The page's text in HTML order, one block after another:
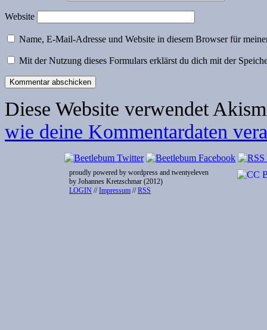
Website
Name, E-Mail-Adresse und Website in diesem Browser für
Mit der Nutzung dieses Formulars erklärst du dich mit der
Diese Website verwendet
wie deine Kommentardaten
proudly powered by wordpress and twentyeleven
by Johannes Kretzschmar (2012)
LOGIN //Impressum //RSS